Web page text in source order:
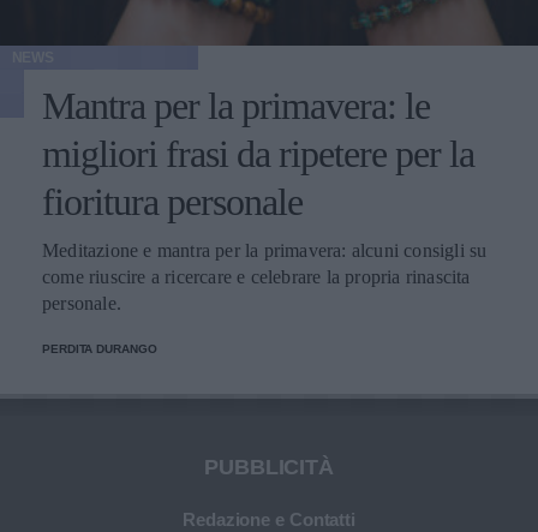
Mantra per la primavera: le
migliori frasi da ripetere per la
fioritura personale
Meditazione e mantra per la primavera: alcuni consigli su
come riuscire a ricercare e celebrare la propria rinascita
personale.
PERDITA DURANGO
PUBBLICITÀ
Redazione e Contatti